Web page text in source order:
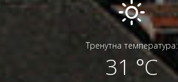
Тренутна температура:
31 °C